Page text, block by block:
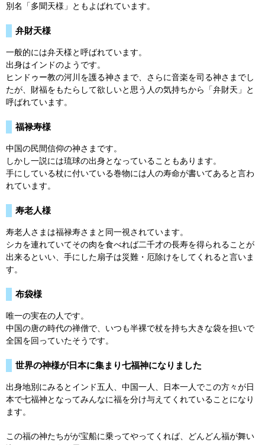
別名「多聞天様」ともよばれています。
弁財天様
一般的には弁天様と呼ばれています。
出身はインドのようです。
ヒンドゥー教の河川を護る神さまで、さらに音楽を司る神さまでし
たが、財福をもたらして欲しいと思う人の気持ちから「弁財天」と
呼ばれています。
福禄寿様
中国の民間信仰の神さまです。
しかし一説には琉球の出身となっていることもあります。
手にしている杖に付いている巻物には人の寿命が書いてあると言わ
れています。
寿老人様
寿老人さまは福禄寿さまと同一視されています。
シカを連れていてその肉を食べれば二千才の長寿を得られることが
出来るといい、手にした扇子は災難・厄除けをしてくれると言いま
す。
布袋様
唯一の実在の人です。
中国の唐の時代の禅僧で、いつも半裸で杖を持ち大きな袋を担いで
全国を回っていたそうです。
世界の神様が日本に集まり七福神になりました
出身地別にみるとインド五人、中国一人、日本一人でこの方々が日
本で七福神となってみんなに福を分け与えてくれていることになり
ます。
この福の神たちがが宝船に乗ってやってくれば、どんどん福が舞い